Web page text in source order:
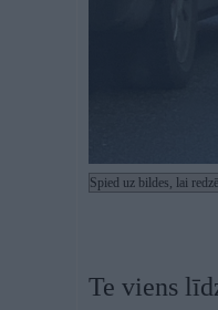
Spied uz bildes, lai
Te viens